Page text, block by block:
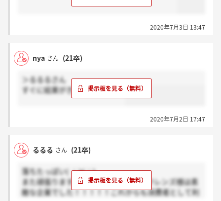
2020年7月3日 13:47
nya さん (21卒)
＞るるるさん
すぐに結果がきたのですか？？
2020年7月2日 17:47
るるる さん (21卒)
落ちたっぽい( ；∀；)
また頑張ります。エフ・ディ・シィ・フレンズ様は素
敵な企業でした！！！！！これからも消費者として利